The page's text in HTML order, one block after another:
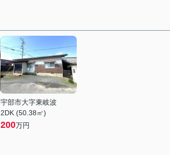
宇部市大字東岐波
2DK (50.38㎡)
200万円